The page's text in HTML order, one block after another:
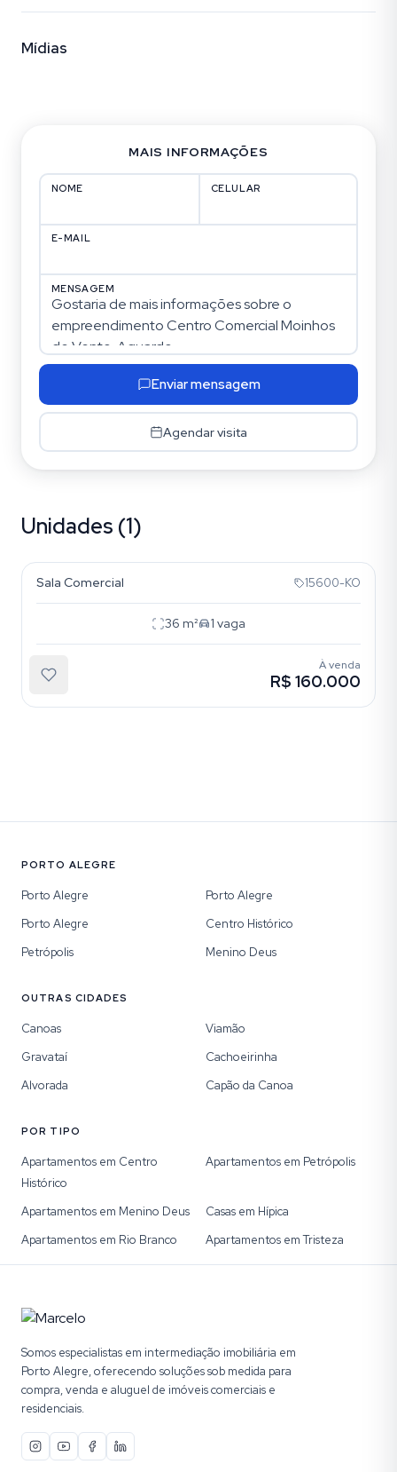
Mídias
MAIS INFORMAÇÕES
NOME CELULAR
E-MAIL
MENSAGEM
Enviar mensagem
Agendar visita
Unidades (1)
Moinhos de Vento
Sala Comercial 15600-KO
36 m² 1 vaga
À venda
R$ 160.000
PORTO ALEGRE
Porto Alegre
Porto Alegre
Porto Alegre
Centro Histórico
Petrópolis
Menino Deus
OUTRAS CIDADES
Canoas
Viamão
Gravataí
Cachoeirinha
Alvorada
Capão da Canoa
POR TIPO
Apartamentos em Centro
Histórico
Apartamentos em Petrópolis
Apartamentos em Menino Deus
Casas em Hípica
Apartamentos em Rio Branco
Apartamentos em Tristeza
Somos especialistas em intermediação imobiliária em
Porto Alegre, oferecendo soluções sob medida para
compra, venda e aluguel de imóveis comerciais e
residenciais.